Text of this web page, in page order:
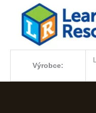
Výrobce: